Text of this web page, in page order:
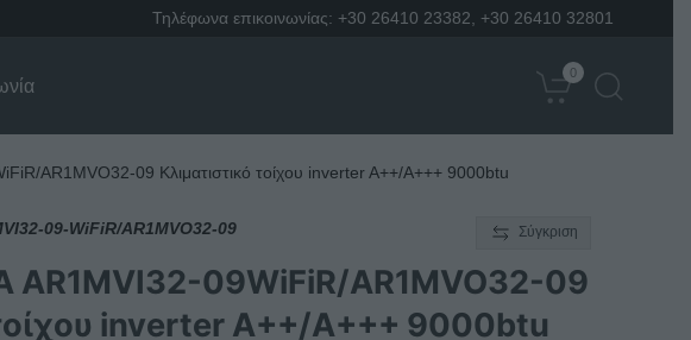
Τηλέφωνα επικοινωνίας: +30 26410 23382 +30 26410 32801
0
AR1MVO32-09 Κλιματιστικό τοίχου inverter A++/A+++ 9000btu
09-WiFiR/AR1MVO32-09 Σύγκριση
AR1MVI32-09WiFiR/AR1MVO32-09
inverter A++/A+++ 9000btu